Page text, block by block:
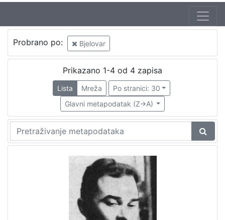
Probrano po: Bjelovar
Prikazano 1-4 od 4 zapisa
Lista Mreža
Po stranici: 30
Glavni metapodatak (Z->A)